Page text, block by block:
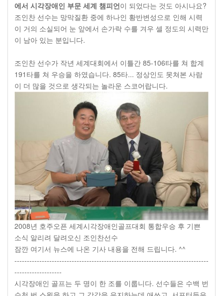
에서 시각장애인 부문 세계 챔피언이 되었다는 것도 아시나요?
조인찬 선수는 망막질환 중에 하나인 황반변성으로 인해 시력
이 거의 소실되어 눈 앞에서 손가락 수를 겨우 셀 정도의 시력만
이 남아 있는 분입니다.
조인찬 선수가 작년 세계대회에서 이틀간 85-106타를 쳐 합계
191타를 쳐 우승을 하였습니다. 85타... 정상인도 못쳐본 사람
이 더 많을 것으로 생각되는 놀라운 스코어랍니다.
2008년 호주오픈 세계시각장애인골프대회 통합우승 후 기쁜
소식 알리려 달려오신 조인찬선수
잠깐 여기서 뉴스에 나온 기사 내용을 전해 드립니다. ^^
------------------------------------------------------------------------------
-------------------
시각장애인 골프는 두 명이 한 조를 이룹니다. 선수들은 수백 번